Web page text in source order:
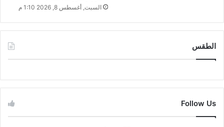
السبت, أغسطس 8, 2026 1:10 م
الطقس
Follow Us